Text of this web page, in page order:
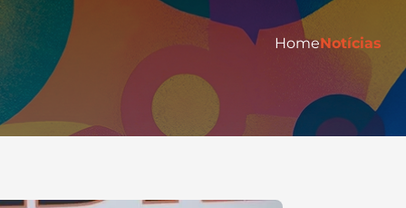
HomeNotícias